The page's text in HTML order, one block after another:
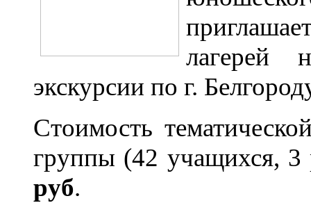
лагерей
экскурсии по г.
Стоимость
группы (42 учащихся, 3
руб.